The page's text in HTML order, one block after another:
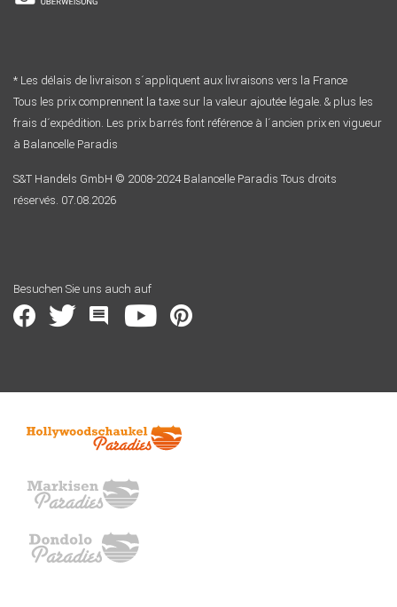
* Les délais de livraison s´appliquent aux livraisons vers la France
Tous les prix comprennent la taxe sur la valeur ajoutée légale. & plus les
frais d´expédition. Les prix barrés font référence à l´ancien prix en vigueur
à Balancelle Paradis
S&T Handels GmbH © 2008-2024 Balancelle Paradis Tous droits
réservés. 07.08.2026
Besuchen Sie uns auch auf